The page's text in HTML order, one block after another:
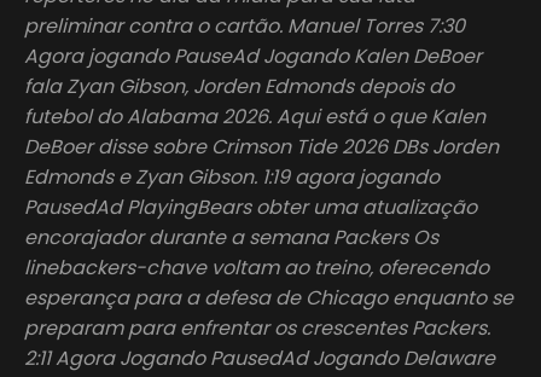
preliminar contra o cartão. Manuel Torres 7:30
Agora jogando PauseAd Jogando Kalen DeBoer
fala Zyan Gibson, Jorden Edmonds depois do
futebol do Alabama 2026. Aqui está o que Kalen
DeBoer disse sobre Crimson Tide 2026 DBs Jorden
Edmonds e Zyan Gibson. 1:19 agora jogando
PausedAd PlayingBears obter uma atualização
encorajador durante a semana Packers Os
linebackers-chave voltam ao treino, oferecendo
esperança para a defesa de Chicago enquanto se
preparam para enfrentar os crescentes Packers.
2:11 Agora Jogando PausedAd Jogando Delaware